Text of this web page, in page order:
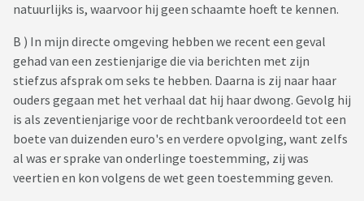
natuurlijks is, waarvoor hij geen schaamte hoeft te kennen.
B ) In mijn directe omgeving hebben we recent een geval
gehad van een zestienjarige die via berichten met zijn
stiefzus afsprak om seks te hebben. Daarna is zij naar haar
ouders gegaan met het verhaal dat hij haar dwong. Gevolg hij
is als zeventienjarige voor de rechtbank veroordeeld tot een
boete van duizenden euro's en verdere opvolging, want zelfs
al was er sprake van onderlinge toestemming, zij was
veertien en kon volgens de wet geen toestemming geven.